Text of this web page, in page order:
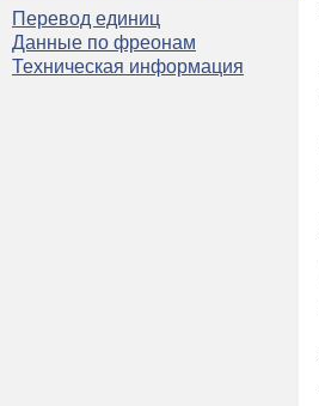
Перевод единиц
Данные по фреонам
Техническая информация